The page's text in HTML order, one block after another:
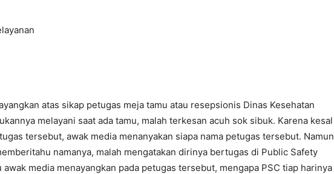
atas sikap petugas meja tamu atau resepsionis Dinas Kesehatan
melayani saat ada tamu, malah terkesan acuh sok sibuk. Karena kesal
tersebut, awak media menanyakan siapa nama petugas tersebut. Namun
namanya, malah mengatakan dirinya bertugas di Public Safety
awak media menayangkan pada petugas tersebut, mengapa PSC tiap harinya